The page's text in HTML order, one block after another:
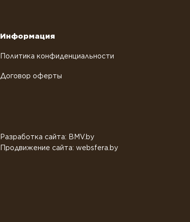
Информация
Политика конфиденциальности
Договор оферты
Разработка сайта: BMV.by
Продвижение сайта: websfera.by